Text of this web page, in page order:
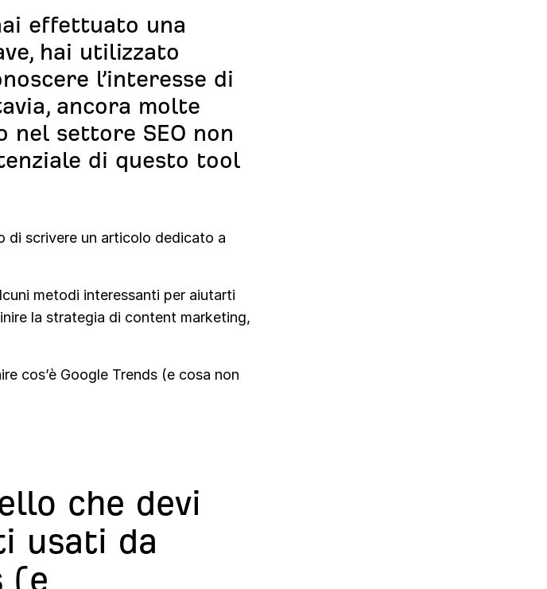
effettuato una
hai utilizzato
l’interesse di
ancora molte
nel settore SEO non
di questo tool
di scrivere un articolo dedicato a
metodi interessanti per aiutarti
la strategia di content marketing,
cos’è Google Trends (e cosa non
che devi
usati da
(e